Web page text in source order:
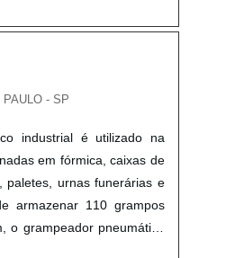
- SP
industrial é utilizado na
em fórmica, caixas de
paletes, urnas funerárias e
armazenar 110 grampos
grampeador pneumático